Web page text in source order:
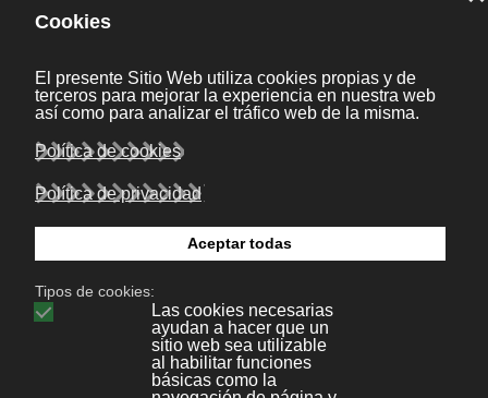
Ejemplo de función en
JavaScript:
var errorMessage = 'Campo
if